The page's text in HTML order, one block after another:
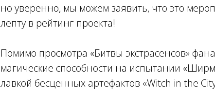
но уверенно, мы можем заявить, что это
лепту в рейтинг проекта!
Помимо просмотра «Битвы экстрасенсов»
магические способности на испытании
лавкой бесценных артефактов «Witch in the